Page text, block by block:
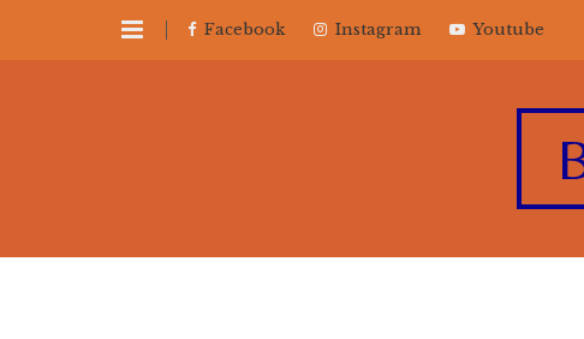
Facebook Instagram Youtube